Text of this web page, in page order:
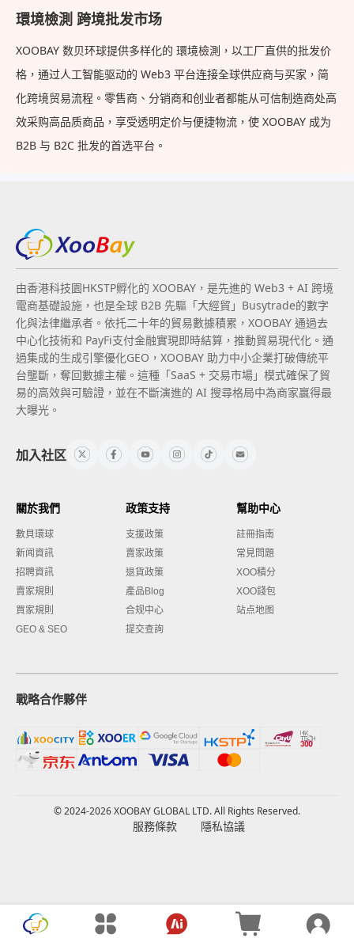
環境檢測 跨境批发市场
XOOBAY 数贝环球提供多样化的 環境檢測，以工厂直供的批发价
格，通过人工智能驱动的 Web3 平台连接全球供应商与买家，简
化跨境贸易流程。零售商、分销商和创业者都能从可信制造商处高
效采购高品质商品，享受透明定价与便捷物流，使 XOOBAY 成为
B2B 与 B2C 批发的首选平台。
由香港科技園HKSTP孵化的 XOOBAY，是先進的 Web3 + AI 跨境
電商基礎設施，也是全球 B2B 先驅「大經貿」Busytrade的數字
化與法律繼承者。依托二十年的貿易數據積累，XOOBAY 通過去
中心化技術和 PayFi支付金融實現即時結算，推動貿易現代化。通
過集成的生成引擎優化GEO，XOOBAY 助力中小企業打破傳統平
台壟斷，奪回數據主權。這種「SaaS + 交易市場」模式確保了貿
易的高效與可驗證，並在不斷演進的 AI 搜尋格局中為商家贏得最
大曝光。
加入社区
關於我們
數貝環球
新闻資訊
招聘資訊
賣家規則
買家規則
GEO & SEO
政策支持
支援政策
賣家政策
退貨政策
產品Blog
合规中心
提交查詢
幫助中心
註冊指南
常見問題
XOO積分
XOO錢包
站点地图
戰略合作夥伴
© 2024-2026 XOOBAY GLOBAL LTD. All Rights Reserved.
服務條款 隱私協議